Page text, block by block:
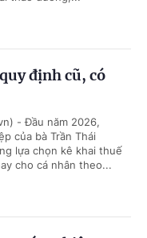
định cũ, có
- Đầu năm 2026,
của bà Trần Thái
lựa chọn kê khai thuế
cho cá nhân theo...